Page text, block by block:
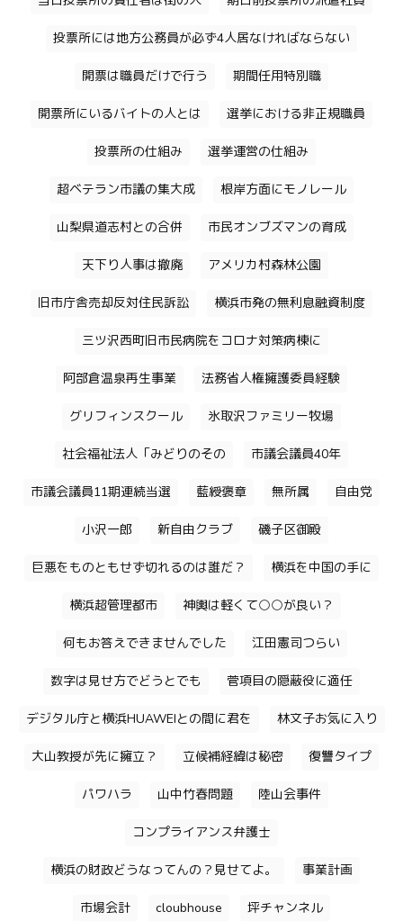
投票所には地方公務員が必ず4人居なければならない
開票は職員だけで行う 期間任用特別職
開票所にいるバイトの人とは 選挙における非正規職員
投票所の仕組み 選挙運営の仕組み
超ベテラン市議の集大成 根岸方面にモノレール
山梨県道志村との合併 市民オンブズマンの育成
天下り人事は撤廃 アメリカ村森林公園
旧市庁舎売却反対住民訴訟 横浜市発の無利息融資制度
三ツ沢西町旧市民病院をコロナ対策病棟に
阿部倉温泉再生事業 法務省人権擁護委員経験
グリフィンスクール 氷取沢ファミリー牧場
社会福祉法人「みどりのその 市議会議員40年
市議会議員11期連続当選 藍綬褒章 無所属 自由党
小沢一郎 新自由クラブ 磯子区御殿
巨悪をものともせず切れるのは誰だ？ 横浜を中国の手に
横浜超管理都市 神輿は軽くて○○が良い？
何もお答えできませんでした 江田憲司つらい
数字は見せ方でどうとでも 菅項目の隠蔽役に適任
デジタル庁と横浜HUAWEIとの間に君を 林文子お気に入り
大山教授が先に擁立？ 立候補経緯は秘密 復讐タイプ
パワハラ 山中竹春問題 陸山会事件
コンプライアンス弁護士
横浜の財政どうなってんの？見せてよ。 事業計画
市場会計 cloubhouse 坪チャンネル